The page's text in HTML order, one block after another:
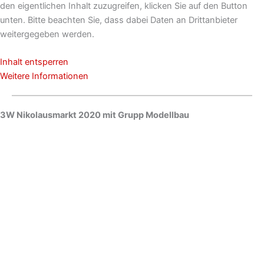
den eigentlichen Inhalt zuzugreifen, klicken Sie auf den Button
unten. Bitte beachten Sie, dass dabei Daten an Drittanbieter
weitergegeben werden.
Inhalt entsperren
Weitere Informationen
3W Nikolausmarkt 2020 mit Grupp Modellbau